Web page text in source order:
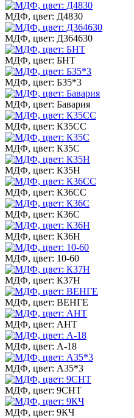
МДФ, цвет: Д4830
МДФ, цвет: Д364630
МДФ, цвет: БНТ
МДФ, цвет: Б35*3
МДФ, цвет: Бавария
МДФ, цвет: К35СС
МДФ, цвет: К35С
МДФ, цвет: К35Н
МДФ, цвет: К36СС
МДФ, цвет: К36С
МДФ, цвет: К36Н
МДФ, цвет: 10-60
МДФ, цвет: К37Н
МДФ, цвет: ВЕНГЕ
МДФ, цвет: АНТ
МДФ, цвет: А-18
МДФ, цвет: А35*3
МДФ, цвет: 9СНТ
МДФ, цвет: 9КЧ